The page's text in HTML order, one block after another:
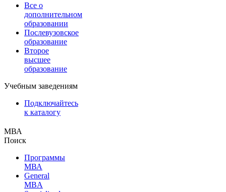
Все о
дополнительном
образовании
Послевузовское
образование
Второе
высшее
образование
Учебным заведениям
Подключайтесь
к каталогу
МВА
Поиск
Программы
МВА
General
MBA